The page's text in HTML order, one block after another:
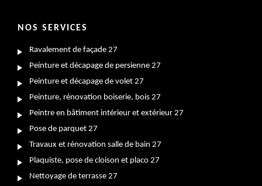
NOS SERVICES
Ravalement de façade 27
Peinture et décapage de persienne 27
Peinture et décapage de volet 27
Peinture, rénovation boiserie, bois 27
Peintre en bâtiment intérieur et extérieur 27
Pose de parquet 27
Travaux et rénovation salle de bain 27
Plaquiste, pose de cloison et placo 27
Nettoyage de terrasse 27